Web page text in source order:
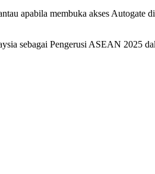
apabila membuka akses Autogate
sebagai Pengerusi ASEAN 2025